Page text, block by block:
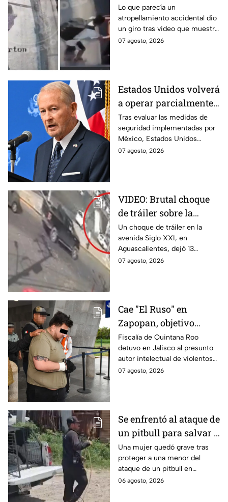
muere atropellado por
tráiler; joven lo empujó
en Monterrey
Lo que parecía un
atropellamiento accidental dio
un giro tras video que muestra
cómo un joven empujó a
07 agosto, 2026
Estados Unidos volverá
a operar parcialmente
en Michoacán tras
suspensión por
motivos de seguridad
Tras evaluar las medidas de
seguridad implementadas por
México, Estados Unidos
reanudará parcialmente sus
07 agosto, 2026
VIDEO: Brutal choque
de tráiler sobre la
avenida Siglo XXI en
Aguascalientes deja
varios heridos y
destrozos
Un choque de tráiler en la
avenida Siglo XXI, en
Aguascalientes, dejó 13
heridos y varios vehículos
07 agosto, 2026
Cae "El Ruso" en
Zapopan, objetivo
prioritario en Playa del
Carmen
Fiscalía de Quintana Roo
detuvo en Jalisco al presunto
autor intelectual de violentos
ataques en fraccionamientos
07 agosto, 2026
Se enfrentó al ataque de
un pitbull para salvar a
una menor; hoy lucha
por su vida en Zapopan
Una mujer quedó grave tras
proteger a una menor del
ataque de un pitbull en
Zapopan; la víctima sufrió
06 agosto, 2026